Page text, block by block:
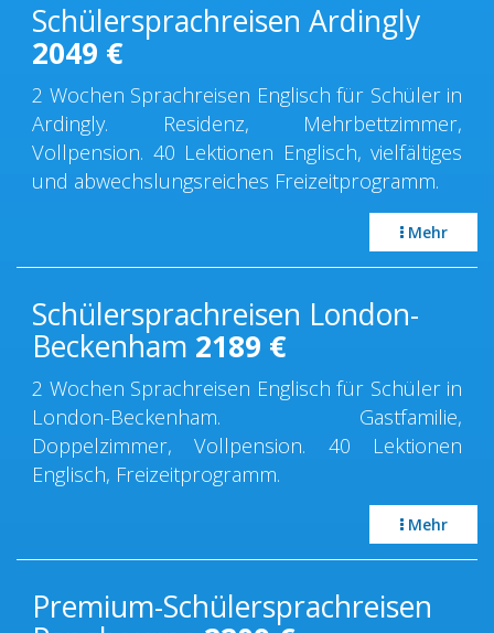
Schülersprachreisen Ardingly
2049 €
2 Wochen Sprachreisen Englisch für Schüler in
Ardingly. Residenz, Mehrbettzimmer,
Vollpension. 40 Lektionen Englisch, vielfältiges
und abwechslungsreiches Freizeitprogramm.
Mehr
Schülersprachreisen London-
Beckenham 2189 €
2 Wochen Sprachreisen Englisch für Schüler in
London-Beckenham. Gastfamilie,
Doppelzimmer, Vollpension. 40 Lektionen
Englisch, Freizeitprogramm.
Mehr
Premium-Schülersprachreisen